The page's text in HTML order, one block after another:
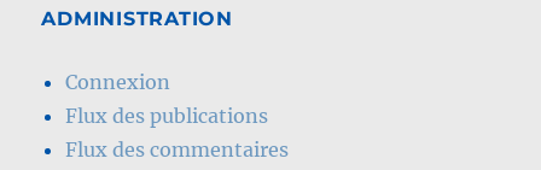
ADMINISTRATION
Connexion
Flux des publications
Flux des commentaires